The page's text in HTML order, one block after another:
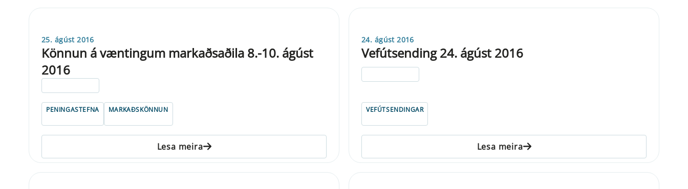
25. ágúst 2016
Könnun á væntingum markaðsaðila 8.-10. ágúst
2016
PENINGASTEFNA MARKAÐSKÖNNUN
Lesa meira
24. ágúst 2016
Vefútsending 24. ágúst 2016
VEFÚTSENDINGAR
Lesa meira